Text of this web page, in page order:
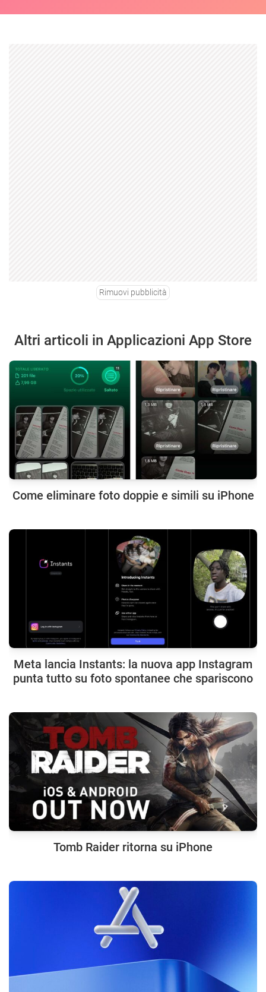
Rimuovi pubblicità
Altri articoli in Applicazioni App Store
Come eliminare foto doppie e simili su iPhone
Meta lancia Instants: la nuova app Instagram
punta tutto su foto spontanee che spariscono
Tomb Raider ritorna su iPhone